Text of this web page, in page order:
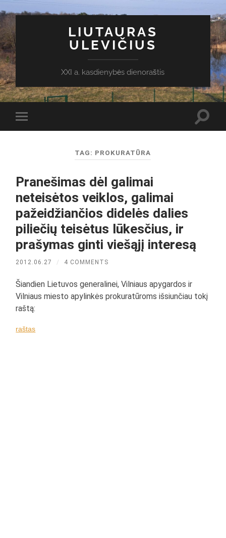
LIUTAURAS
ULEVIČIUS
XXI a. kasdienybės dienoraštis
Toggle
mobile
TAG: PROKURATŪRA
Pranešimas dėl galimai
neteisėtos veiklos, galimai
pažeidžiančios didelės dalies
piliečių teisėtus lūkesčius, ir
prašymas ginti viešąjį interesą
2012.06.27 / 4 COMMENTS
Šiandien Lietuvos generalinei, Vilniaus apygardos ir
Vilniaus miesto apylinkės prokuratūroms išsiunčiau tokį
raštą:
raštas